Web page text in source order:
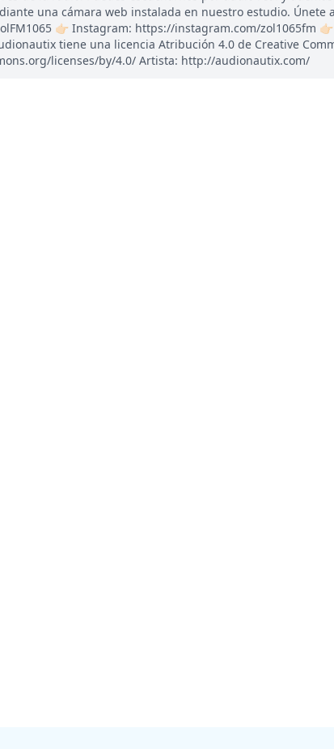
una cámara web instalada en nuestro estudio. Únete
👉🏻 Instagram: https://instagram.com/zol1065fm
tiene una licencia Atribución 4.0 de Creative
licenses/by/4.0/ Artista: http://audionautix.com/